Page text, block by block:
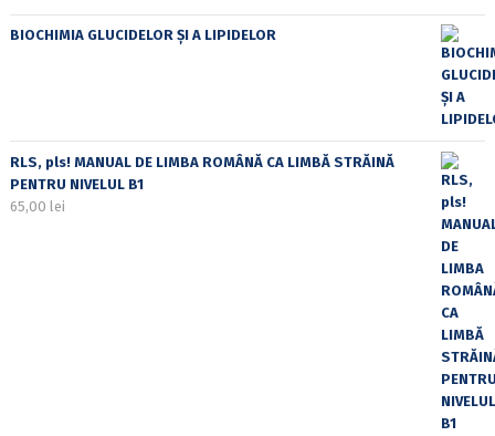
BIOCHIMIA GLUCIDELOR ȘI A LIPIDELOR
RLS, pls! MANUAL DE LIMBA ROMÂNĂ CA LIMBĂ STRĂINĂ
PENTRU NIVELUL B1
65,00 lei